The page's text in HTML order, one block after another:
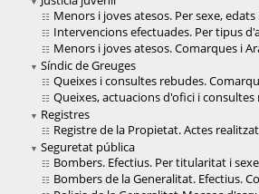
Menors i joves atesos. Per sexe,
Intervencions efectuades. Per tipus
Menors i joves atesos. Comarques i
Síndic de Greuges
Queixes i consultes rebudes.
Queixes, actuacions d'ofici i
Registres
Registre de la Propietat. Actes
Seguretat pública
Bombers. Efectius. Per titularitat i sexe
Bombers de la Generalitat. Efectius.